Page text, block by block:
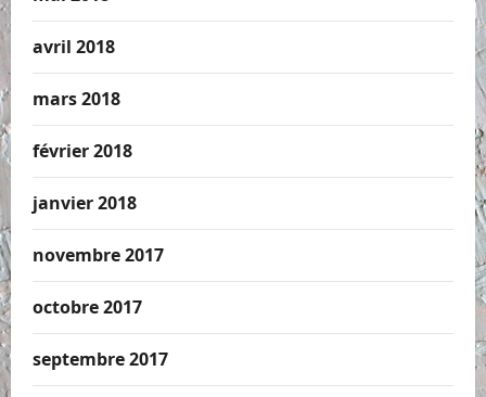
avril 2018
mars 2018
février 2018
janvier 2018
novembre 2017
octobre 2017
septembre 2017